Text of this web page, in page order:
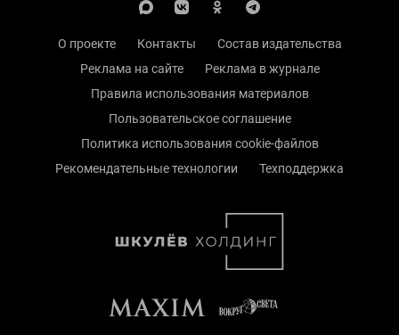
О проекте Контакты
Состав издательства
Реклама на сайте
Реклама в журнале
Правила использования материалов
Пользовательское соглашение
Политика использования cookie-файлов
Рекомендательные технологии
Техподдержка